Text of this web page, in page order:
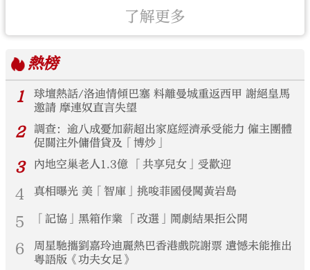
了解更多
熱榜
1
球壇熱話/洛迪情傾巴塞 料離曼城重返西甲 謝絕皇馬
邀請 摩連奴直言失望
2
調查：逾八成憂加薪超出家庭經濟承受能力 僱主團體
促關注外傭借貸及「博炒」
3 內地空巢老人1.3億 「共享兒女」受歡迎
4 真相曝光 美「智庫」挑唆菲國侵闖黃岩島
5 「記協」黑箱作業 「改選」鬧劇結果拒公開
6
周星馳攜劉嘉玲迪麗熱巴香港戲院謝票 遺憾未能推出
粵語版《功夫女足》